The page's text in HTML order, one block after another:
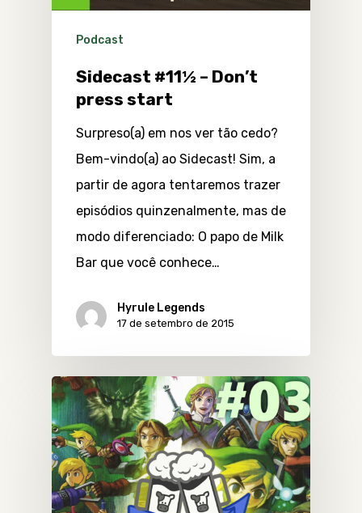
Podcast
Sidecast #11½ – Don’t
press start
Surpreso(a) em nos ver tão cedo?
Bem-vindo(a) ao Sidecast! Sim, a
partir de agora tentaremos trazer
episódios quinzenalmente, mas de
modo diferenciado: O papo de Milk
Bar que você conhece…
Hyrule Legends
17 de setembro de 2015